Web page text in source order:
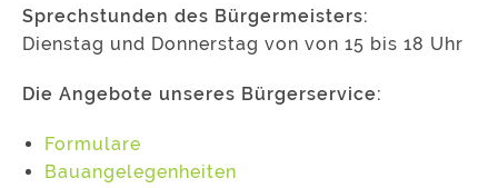
Sprechstunden des Bürgermeisters:
Dienstag und Donnerstag von von 15 bis 18 Uhr
Die Angebote unseres Bürgerservice:
Formulare
Bauangelegenheiten